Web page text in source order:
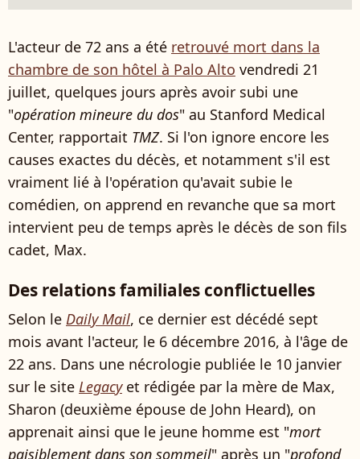
L'acteur de 72 ans a été retrouvé mort dans la
chambre de son hôtel à Palo Alto vendredi 21
juillet, quelques jours après avoir subi une
"opération mineure du dos" au Stanford Medical
Center, rapportait TMZ. Si l'on ignore encore les
causes exactes du décès, et notamment s'il est
vraiment lié à l'opération qu'avait subie le
comédien, on apprend en revanche que sa mort
intervient peu de temps après le décès de son fils
cadet, Max.
Des relations familiales conflictuelles
Selon le Daily Mail, ce dernier est décédé sept
mois avant l'acteur, le 6 décembre 2016, à l'âge de
22 ans. Dans une nécrologie publiée le 10 janvier
sur le site Legacyet rédigée par la mère de Max,
Sharon (deuxième épouse de John Heard), on
apprenait ainsi que le jeune homme est "mort
paisiblement dans son sommeil" après un "profond